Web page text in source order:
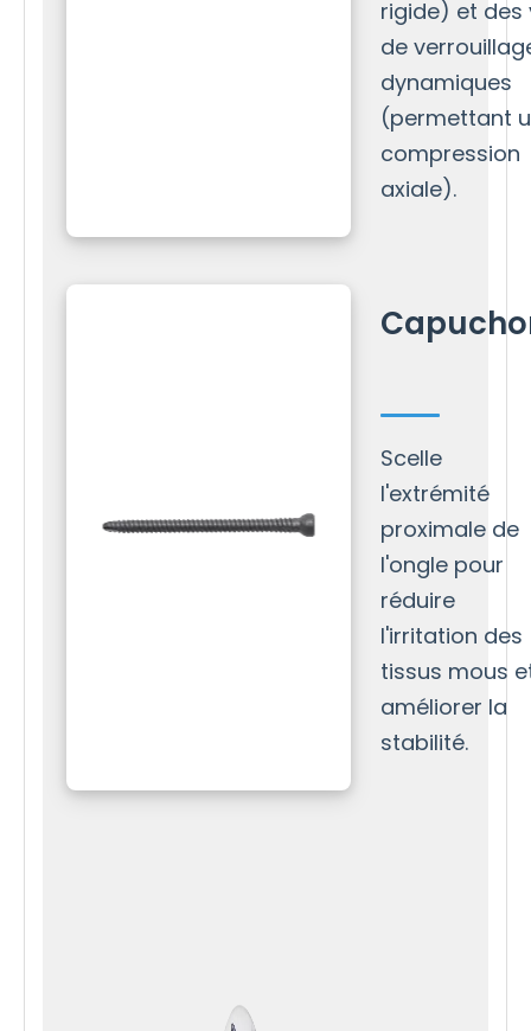
rigide) et des
de
dynamiques
(permettant
compression
axiale).
Scelle
l'extrémité
proximale de
l'ongle pour
réduire
l'irritation des
tissus mous
améliorer la
stabilité.